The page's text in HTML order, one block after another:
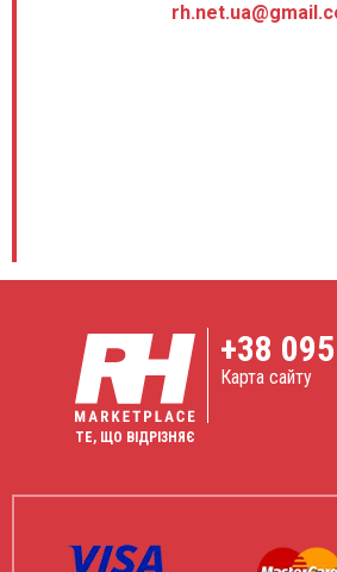
ТЕ, ЩО ВІДРІЗНЯЄ
+38
Карта сайту